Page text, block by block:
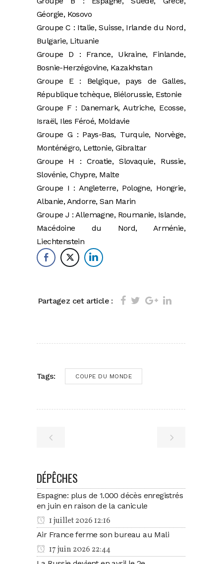
Géorgie, Kosovo
Groupe C : Italie, Suisse, Irlande du Nord,
Bulgarie, Lituanie
Groupe D : France, Ukraine, Finlande,
Bosnie-Herzégovine, Kazakhstan
Groupe E : Belgique, pays de Galles,
République tchèque, Biélorussie, Estonie
Groupe F : Danemark, Autriche, Ecosse,
Israël, Iles Féroé, Moldavie
Groupe G : Pays-Bas, Turquie, Norvège,
Monténégro, Lettonie, Gibraltar
Groupe H : Croatie, Slovaquie, Russie,
Slovénie, Chypre, Malte
Groupe I : Angleterre, Pologne, Hongrie,
Albanie, Andorre, San Marin
Groupe J : Allemagne, Roumanie, Islande,
Macédoine du Nord, Arménie,
Liechtenstein
Partagez cet article :
Tags: COUPE DU MONDE
DÉPÊCHES
Espagne: plus de 1.000 décès enregistrés
en juin en raison de la canicule
1 juillet 2026 12:16
Air France ferme son bureau au Mali
17 juin 2026 22:44